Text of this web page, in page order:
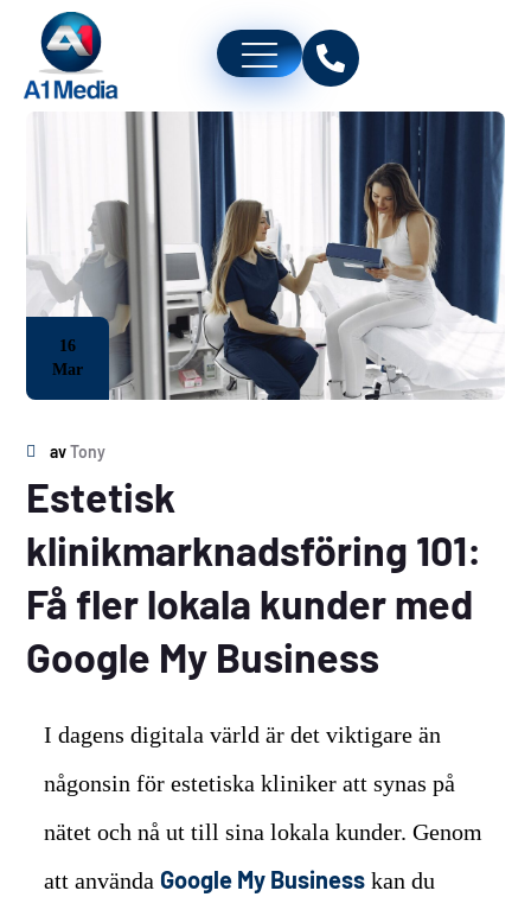
16
Mar
avTony
Estetisk
klinikmarknadsföring 101:
Få fler lokala kunder med
Google My Business
I dagens digitala värld är det viktigare än
någonsin för estetiska kliniker att synas på
nätet och nå ut till sina lokala kunder. Genom
att använda Google My Business kan du